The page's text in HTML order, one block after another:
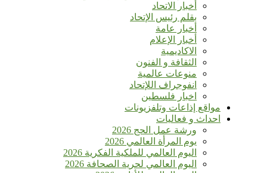
أخبار الاتحاد
بقلم رئيس الإتحاد
أخبار عامة
أخبار الإعلام
الاكاديمية
الثقافة و الفنون
منوعات عالمية
انفوجراف اللإتحاد
اخبار فلسطين
مواقع إذاعات وتلفزيونات
احداث و فعاليات
ورشة عمل الحج 2026
يوم المرأة العالمي 2026
اليوم العالمي للملكية الفكرية 2026
اليوم العالمي لحرية الصحافة 2026